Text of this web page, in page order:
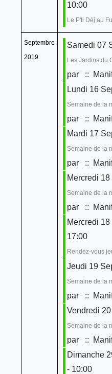
10:00
Le P'ti Déj au
Septembre
2019
Samedi 07
Les Jardins du
par
::
Lundi 16
Semaine de la
par
::
Mardi 17
Semaine de la
par
::
Mercredi
Semaine de la
par
::
Mercredi
17:00
Rendez-vous
Jeudi 19
Semaine de la
par
::
Vendredi
Semaine de la
par
::
Dimanche
- 10:00